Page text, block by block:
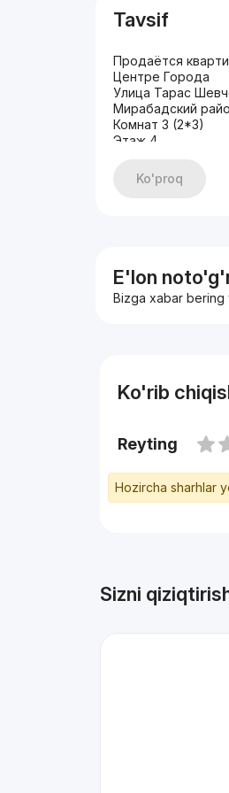
Tavsif
Продаётся
Центре Города
Улица Тарас
Мирабадский
Комнат 3 (2*3)
Этаж 4
Кирпичный
Общая площадь
Темур
https://t.me/
insta/facebook
https://t.me/
Ko'proq
E'lon
Bizga xabar bering
Ko'rib
Reyting
Hozircha sharhlar
Sizni